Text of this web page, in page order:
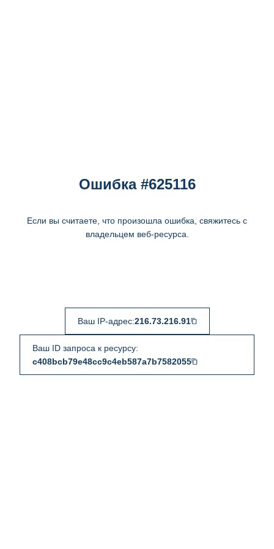
Ошибка #625116
Если вы считаете, что произошла ошибка, свяжитесь с
владельцем веб-ресурса.
Ваш IP-адрес:216.73.216.91
Ваш ID запроса к ресурсу:
c408bcb79e48cc9c4eb587a7b7582055